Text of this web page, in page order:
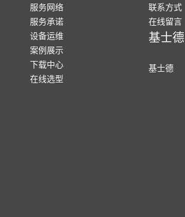
服务网络
服务承诺
设备运维
案例展示
下载中心
在线选型
联系方式
在线留言
基士德
基士德